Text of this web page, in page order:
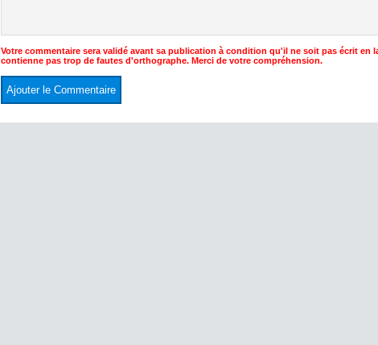
Votre commentaire sera validé avant sa publication à condition qu'il ne soit pas écrit en
contienne pas trop de fautes d'orthographe. Merci de votre compréhension.